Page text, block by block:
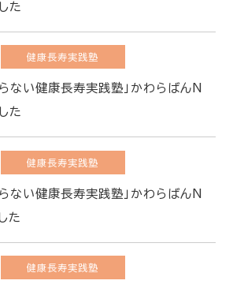
た
健康長寿実践塾
ない健康長寿実践塾」かわらばんN
た
健康長寿実践塾
ない健康長寿実践塾」かわらばんN
た
健康長寿実践塾